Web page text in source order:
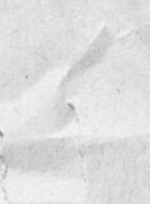
TENDENCIA
VIDEO COLUMNA
VIDEO NOTA